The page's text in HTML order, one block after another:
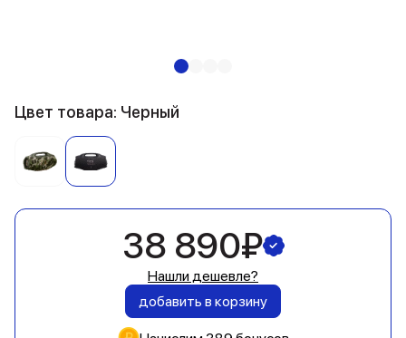
Цвет товара: Черный
38 890₽
Нашли дешевле?
добавить в корзину